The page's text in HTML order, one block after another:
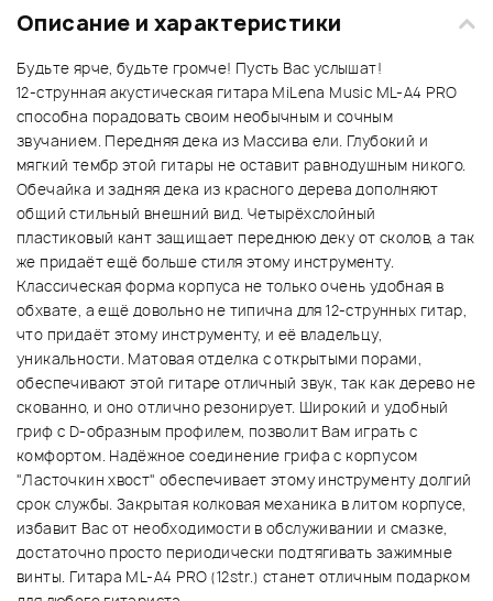
Описание и характеристики
Будьте ярче, будьте громче! Пусть Вас услышат!
12-струнная акустическая гитара MiLena Music ML-A4 PRO
способна порадовать своим необычным и сочным
звучанием. Передняя дека из Массива ели. Глубокий и
мягкий тембр этой гитары не оставит равнодушным никого.
Обечайка и задняя дека из красного дерева дополняют
общий стильный внешний вид. Четырёхслойный
пластиковый кант защищает переднюю деку от сколов, а так
же придаёт ещё больше стиля этому инструменту.
Классическая форма корпуса не только очень удобная в
обхвате, а ещё довольно не типична для 12-струнных гитар,
что придаёт этому инструменту, и её владельцу,
уникальности. Матовая отделка с открытыми порами,
обеспечивают этой гитаре отличный звук, так как дерево не
скованно, и оно отлично резонирует. Широкий и удобный
гриф с D-образным профилем, позволит Вам играть с
комфортом. Надёжное соединение грифа с корпусом
"Ласточкин хвост" обеспечивает этому инструменту долгий
срок службы. Закрытая колковая механика в литом корпусе,
избавит Вас от необходимости в обслуживании и смазке,
достаточно просто периодически подтягивать зажимные
винты. Гитара ML-A4 PRO (12str.) станет отличным подарком